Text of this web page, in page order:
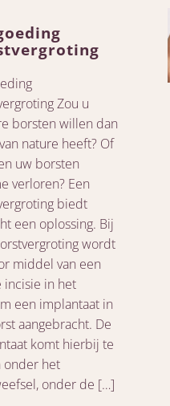
Zou u
borsten willen dan
nature heeft? Of
uw borsten
verloren? Een
biedt
een oplossing. Bij
wordt
middel van een
incisie in het
een implantaat in
aangebracht. De
komt hierbij te
onder het
onder de […]